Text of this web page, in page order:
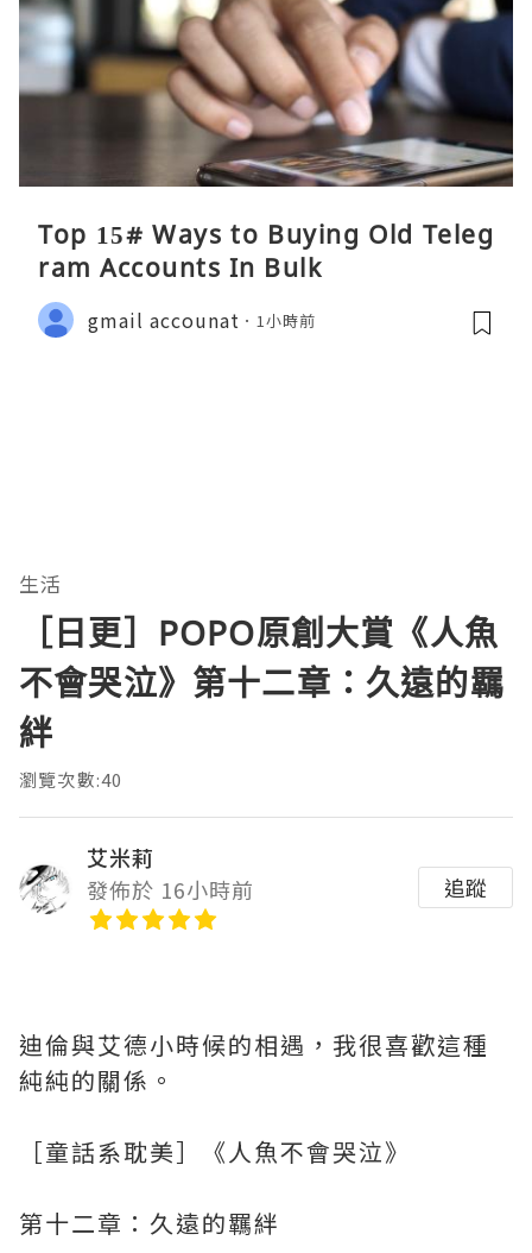
Top 15# Ways to Buying Old Teleg
ram Accounts In Bulk
gmail accounat 1小時前
生活
［日更］POPO原創大賞《人魚
不會哭泣》第十二章：久遠的羈
絆
瀏覽次數:40
艾米莉
發佈於 16小時前
追蹤
迪倫與艾德小時候的相遇，我很喜歡這種
純純的關係。
［童話系耽美］《人魚不會哭泣》
第十二章：久遠的羈絆